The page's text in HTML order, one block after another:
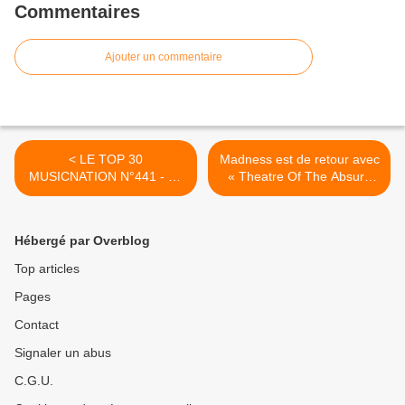
Commentaires
Ajouter un commentaire
< LE TOP 30
MUSICNATION N°441 - 26
NOVEMBRE 2023
Madness est de retour avec
« Theatre Of The Absurd
presents C’Est La Vie » ! >
Hébergé par Overblog
Top articles
Pages
Contact
Signaler un abus
C.G.U.